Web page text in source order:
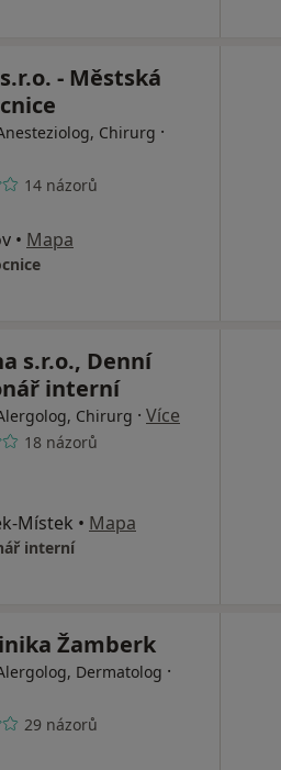
- Městská
Chirurg ·
14 názorů
• Mapa
s.r.o., Denní
interní
Chirurg · Více
18 názorů
Místek • Mapa
interní
Žamberk
Dermatolog ·
29 názorů